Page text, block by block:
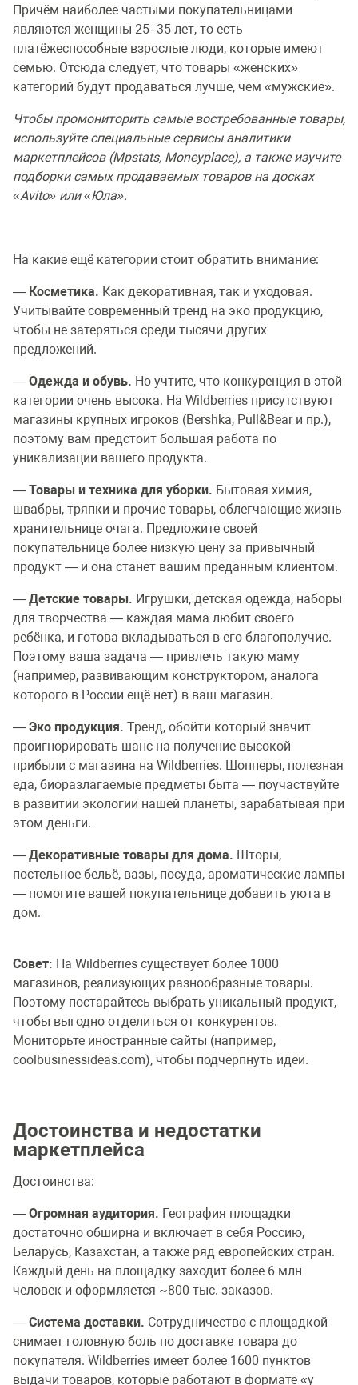
Причём наиболее частыми покупательницами
являются женщины 25–35 лет, то есть
платёжеспособные взрослые люди, которые имеют
семью. Отсюда следует, что товары «женских»
категорий будут продаваться лучше, чем «мужские».
Чтобы промониторить самые востребованные товары,
используйте специальные сервисы аналитики
маркетплейсов (Mpstats, Moneyplace), а также изучите
подборки самых продаваемых товаров на досках
«Avito» или «Юла».
На какие ещё категории стоит обратить внимание:
— Косметика. Как декоративная, так и уходовая.
Учитывайте современный тренд на эко продукцию,
чтобы не затеряться среди тысячи других
предложений.
— Одежда и обувь. Но учтите, что конкуренция в этой
категории очень высока. На Wildberries присутствуют
магазины крупных игроков (Bershka, Pull&Bear и пр.),
поэтому вам предстоит большая работа по
уникализации вашего продукта.
— Товары и техника для уборки. Бытовая химия,
швабры, тряпки и прочие товары, облегчающие жизнь
хранительнице очага. Предложите своей
покупательнице более низкую цену за привычный
продукт — и она станет вашим преданным клиентом.
— Детские товары. Игрушки, детская одежда, наборы
для творчества — каждая мама любит своего
ребёнка, и готова вкладываться в его благополучие.
Поэтому ваша задача — привлечь такую маму
(например, развивающим конструктором, аналога
которого в России ещё нет) в ваш магазин.
— Эко продукция. Тренд, обойти который значит
проигнорировать шанс на получение высокой
прибыли с магазина на Wildberries. Шопперы, полезная
еда, биоразлагаемые предметы быта — поучаствуйте
в развитии экологии нашей планеты, зарабатывая при
этом деньги.
— Декоративные товары для дома. Шторы,
постельное бельё, вазы, посуда, ароматические лампы
— помогите вашей покупательнице добавить уюта в
дом.
Совет: На Wildberries существует более 1000
магазинов, реализующих разнообразные товары.
Поэтому постарайтесь выбрать уникальный продукт,
чтобы выгодно отделиться от конкурентов.
Мониторьте иностранные сайты (например,
coolbusinessideas.com), чтобы подчерпнуть идеи.
Достоинства и недостатки
маркетплейса
Достоинства:
— Огромная аудитория. География площадки
достаточно обширна и включает в себя Россию,
Беларусь, Казахстан, а также ряд европейских стран.
Каждый день на площадку заходит более 6 млн
человек и оформляется ~800 тыс. заказов.
— Система доставки. Сотрудничество с площадкой
снимает головную боль по доставке товара до
покупателя. Wildberries имеет более 1600 пунктов
выдачи товаров, которые работают в формате «у